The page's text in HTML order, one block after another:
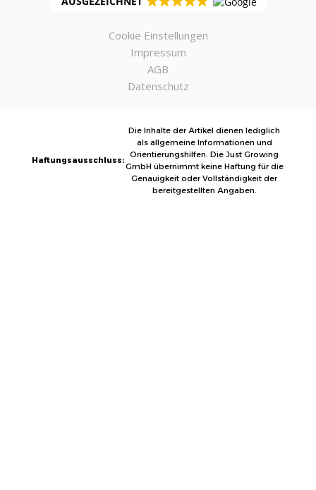
Cookie Einstellungen
Impressum
AGB
Datenschutz
Haftungsausschluss:
Die Inhalte der Artikel dienen lediglich
als allgemeine Informationen und
Orientierungshilfen. Die Just Growing
GmbH übernimmt keine Haftung für die
Genauigkeit oder Vollständigkeit der
bereitgestellten Angaben.